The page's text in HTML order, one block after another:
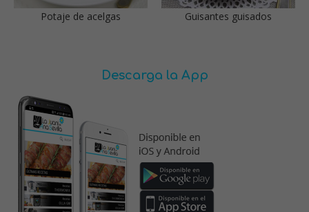
Potaje de acelgas Guisantes guisados
Descarga la App